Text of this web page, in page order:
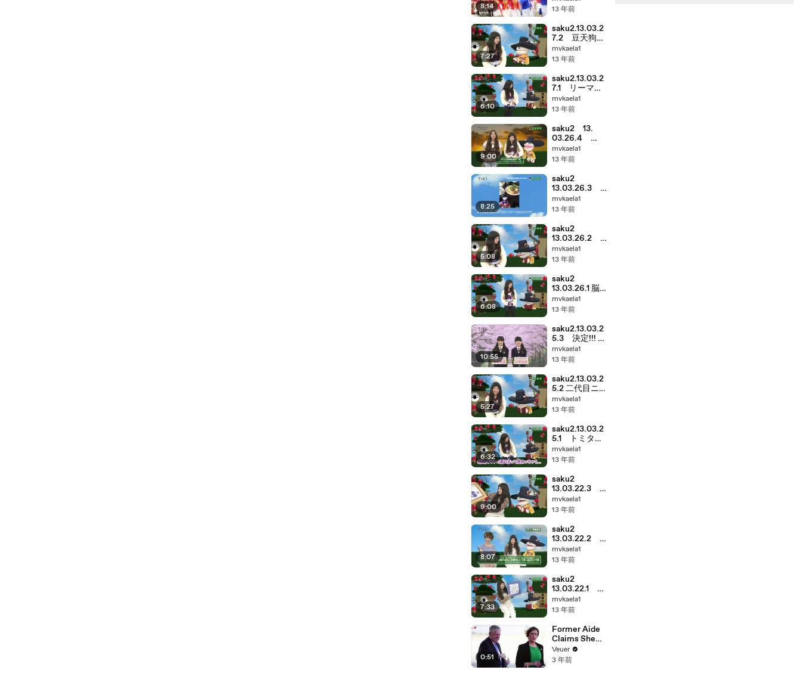
8:14
留...
13 年前
7:27
saku2.13.03.2
7.2 豆天狗の
大将がビナオ
ークに出現.....
mvkaela1
13 年前
6:10
saku2.13.03.2
7.1 リーマン
関数について
余談の人孝
mvkaela1
13 年前
9:00
saku2 13.
03.26.4
Rihwaさんビ
ナウォークイ
いよ卒業
mvkaela1
13 年前
8:25
saku2
13.03.26.3
決定 輝け! み
んなでうたお
mvkaela1
13 年前
5:08
saku2
13.03.26.2
業界マンは飲
み会のために
は檀蜜
mvkaela1
13 年前
6:08
saku2
13.03.26.1 脳
の方も..NO!
清政さんはミ
mvkaela1
13 年前
10:55
saku2.13.03.2
5.3 決定!!! サ
クサク流行語
大賞
mvkaela1
13 年前
5:27
saku2.13.03.2
5.2 二代目ニコ
ポンスキーか
らのメールと
インク....
mvkaela1
13 年前
6:32
saku2.13.03.2
5.1 トミタ栞
はただ者じゃ
ない、でもギ
mvkaela1
13 年前
9:00
saku2
13.03.22.3
栞ちゃんのマ
ネージャ清政
ャラ
mvkaela1
13 年前
8:07
saku2
13.03.22.2
車運転してる
時、ゲロ眠く
mvkaela1
13 年前
7:33
saku2
13.03.22.1 モ
ーニング娘も
サクサカー
mvkaela1
13 年前
0:51
Former Aide
Claims She
Was Asked to
Make a ‘Hit
Veuer
3 年前